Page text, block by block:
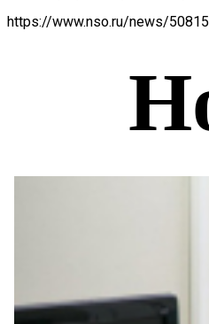
https://www.nso.ru/news/50815